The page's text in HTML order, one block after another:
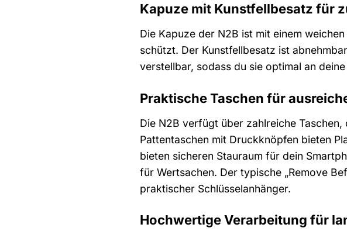
Kapuze mit Kunstfellbesatz für
Die Kapuze der N2B ist mit einem
schützt. Der Kunstfellbesatz ist
verstellbar, sodass du sie optimal an
Praktische Taschen für
Die N2B verfügt über zahlreiche
Pattentaschen mit Druckknöpfen bieten
bieten sicheren Stauraum für dein
für Wertsachen. Der typische „Remove
praktischer Schlüsselanhänger.
Hochwertige Verarbeitung für